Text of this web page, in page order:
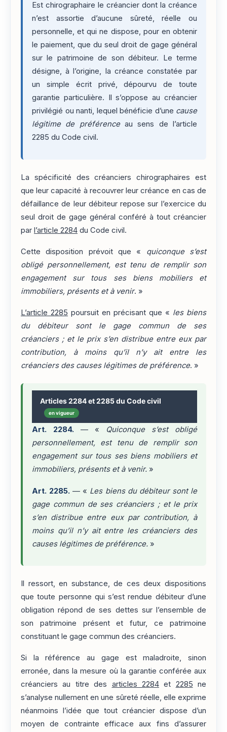
Est chirographaire le créancier dont la créance
n’est assortie d’aucune sûreté, réelle ou
personnelle, et qui ne dispose, pour en obtenir
le paiement, que du seul droit de gage général
sur le patrimoine de son débiteur. Le terme
désigne, à l’origine, la créance constatée par
un simple écrit privé, dépourvu de toute
garantie particulière. Il s’oppose au créancier
privilégié ou nanti, lequel bénéficie d’une cause
légitime de préférenceau sens de l’article
2285 du Code civil.
La spécificité des créanciers chirographaires est
que leur capacité à recouvrer leur créance en cas de
défaillance de leur débiteur repose sur l’exercice du
seul droit de gage général conféré à tout créancier
par l’article 2284 du Code civil.
Cette disposition prévoit que « quiconque s’est
obligé personnellement, est tenu de remplir son
engagement sur tous ses biens mobiliers et
immobiliers, présents et à venir. »
L’article 2285 poursuit en précisant que « les biens
du débiteur sont le gage commun de ses
créanciers ; et le prix s’en distribue entre eux par
contribution, à moins qu’il n’y ait entre les
créanciers des causes légitimes de préférence. »
Articles 2284 et 2285 du Code civil
en vigueur
Art. 2284. — «
Quiconque s’est obligé
personnellement, est tenu de remplir son
engagement sur tous ses biens mobiliers et
immobiliers, présents et à venir. »
Art. 2285. — « Les biens du débiteur sont le
gage commun de ses créanciers ; et le prix
s’en distribue entre eux par contribution, à
moins qu’il n’y ait entre les créanciers des
causes légitimes de préférence. »
Il ressort, en substance, de ces deux dispositions
que toute personne qui s’est rendue débiteur d’une
obligation répond de ses dettes sur l’ensemble de
son patrimoine présent et futur, ce patrimoine
constituant le gage commun des créanciers.
Si la référence au gage est maladroite, sinon
erronée, dans la mesure où la garantie conférée aux
créanciers au titre des articles 2284et 2285 ne
s’analyse nullement en une sûreté réelle, elle exprime
néanmoins l’idée que tout créancier dispose d’un
moyen de contrainte efficace aux fins d’assurer